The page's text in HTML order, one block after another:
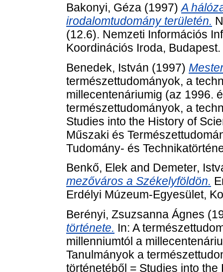
Bakonyi, Géza (1997)A
irodalomtudomány területén.
(12.6). Nemzeti Információs
Koordinációs Iroda,
Benedek, István (1997)
természettudományok, a
millecentenáriumig (az 1996.
természettudományok, a
Studies into the History of
Műszaki és
Tudomány- és
Benkő, Elek and Demeter,
mezőváros a Székelyföldön.
Erdélyi Múzeum-Egyesület,
Berényi, Zsuzsanna Ágnes
története. In: A
millenniumtól a
Tanulmányok a
történetéből = Studies into